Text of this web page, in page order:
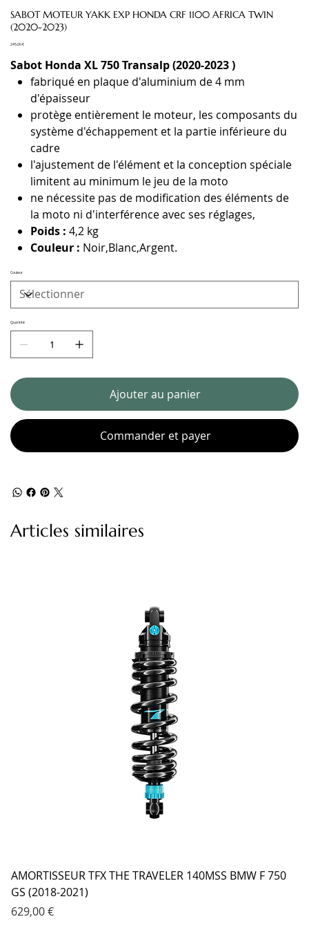
SABOT MOTEUR YAKK EXP HONDA CRF 1100 AFRICA TWIN
(2020-2023)
Prix
245,00 €
Sabot Honda XL 750 Transalp (2020-2023 )
fabriqué en plaque d'aluminium de 4 mm
d'épaisseur
protège entièrement le moteur, les composants du
système d'échappement et la partie inférieure du
cadre
l'ajustement de l'élément et la conception spéciale
limitent au minimum le jeu de la moto
ne nécessite pas de modification des éléments de
la moto ni d'interférence avec ses réglages,
Poids : 4,2 kg
Couleur : Noir,Blanc,Argent.
Couleur
Quantité
Ajouter au panier
Commander et payer
Articles similaires
AMORTISSEUR TFX THE TRAVELER 140MSS BMW F 750
GS (2018-2021)
Prix
629,00 €